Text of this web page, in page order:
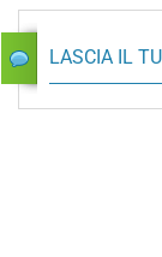
LASCIA IL